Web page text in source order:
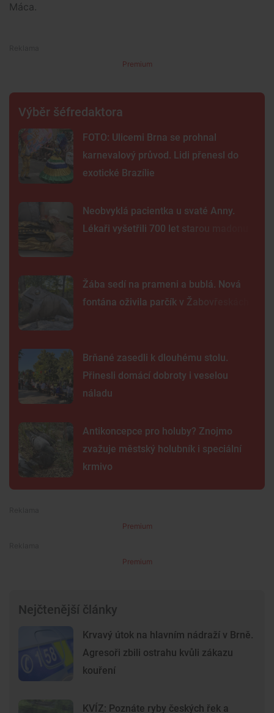
Máca.
Premium
Výběr šéfredaktora
FOTO: Ulicemi Brna se prohnal
karnevalový průvod. Lidi přenesl do
exotické Brazílie
Neobvyklá pacientka u svaté Anny.
Lékaři vyšetřili 700 let starou madonu
Žába sedí na prameni a bublá. Nová
fontána oživila parčík v Žabovřeskách
Brňané zasedli k dlouhému stolu.
Přinesli domácí dobroty i veselou
náladu
Antikoncepce pro holuby? Znojmo
zvažuje městský holubník i speciální
krmivo
Premium
Premium
Nejčtenější články
Krvavý útok na hlavním nádraží v Brně.
Agresoři zbili ostrahu kvůli zákazu
kouření
KVÍZ: Poznáte ryby českých řek a